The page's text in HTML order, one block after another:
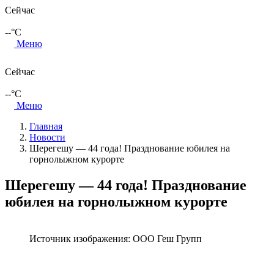
Сейчас
--°C
Меню
Сейчас
--°C
Меню
Главная
Новости
Шерегешу — 44 года! Празднование юбилея на
горнолыжном курорте
Шерегешу — 44 года! Празднование
юбилея на горнолыжном курорте
Источник изображения: ООО Геш Групп